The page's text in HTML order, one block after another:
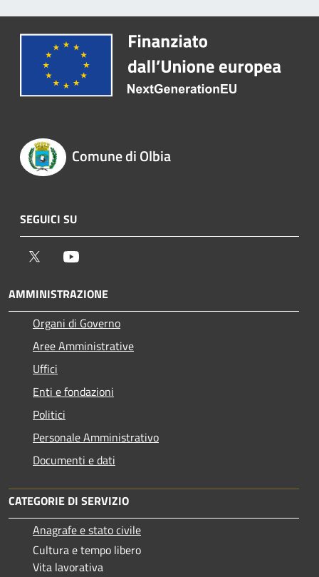
Comune di Olbia
SEGUICI SU
Twitter
AMMINISTRAZIONE
Organi di Governo
Aree Amministrative
Uffici
Enti e fondazioni
Politici
Personale Amministrativo
Documenti e dati
CATEGORIE DI SERVIZIO
Anagrafe e stato civile
Cultura e tempo libero
Vita lavorativa